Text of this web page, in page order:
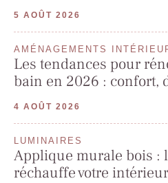
5 AOÛT 2026
AMÉNAGEMENTS
Les tendances pour
bain en 2026 : confort,
4 AOÛT 2026
LUMINAIRES
Applique murale bois :
réchauffe votre intérieur